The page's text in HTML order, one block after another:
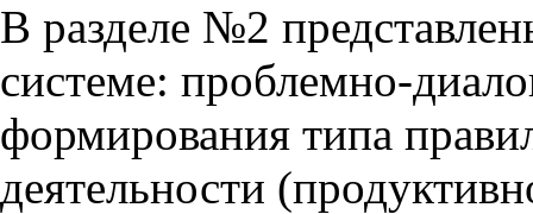
В разделе №2
системе: проблемно-
формирования типа
деятельности